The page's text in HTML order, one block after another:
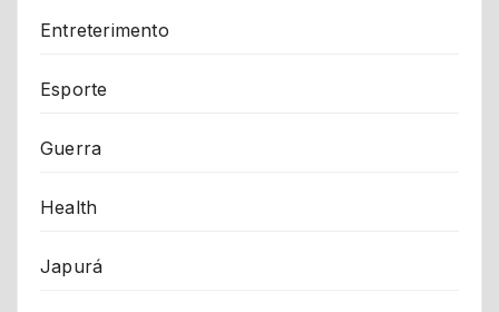
Entreterimento
Esporte
Guerra
Health
Japurá